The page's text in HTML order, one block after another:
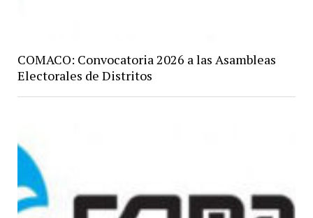
COMACO: Convocatoria 2026 a las Asambleas
Electorales de Distritos